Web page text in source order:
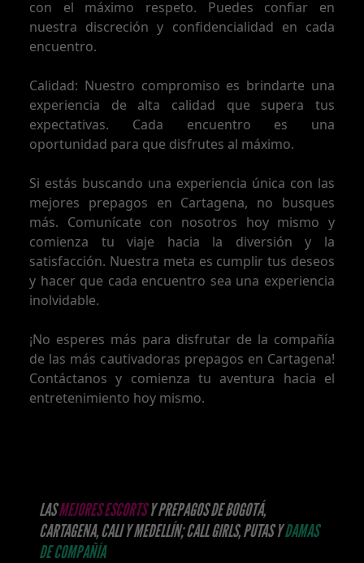
con el máximo respeto. Puedes confiar en
nuestra discreción y confidencialidad en cada
encuentro.
Calidad: Nuestro compromiso es brindarte una
experiencia de alta calidad que supera tus
expectativas. Cada encuentro es una
oportunidad para que disfrutes al máximo.
Si estás buscando una experiencia única con las
mejores prepagos en Cartagena, no busques
más. Comunícate con nosotros hoy mismo y
comienza tu viaje hacia la diversión y la
satisfacción. Nuestra meta es cumplir tus deseos
y hacer que cada encuentro sea una experiencia
inolvidable.
¡No esperes más para disfrutar de la compañía
de las más cautivadoras prepagos en Cartagena!
Contáctanos y comienza tu aventura hacia el
entretenimiento hoy mismo.
LASMEJORES ESCORTSY PREPAGOS DE BOGOTÁ,
CARTAGENA, CALI Y MEDELLÍN; CALL GIRLS, PUTAS YDAMAS
DE COMPAÑÍA